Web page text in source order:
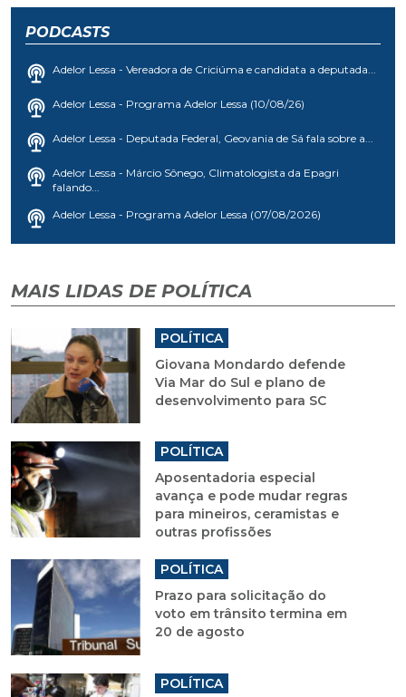
PODCASTS
Adelor Lessa - Vereadora de Criciúma e candidata a deputada...
Adelor Lessa - Programa Adelor Lessa (10/08/26)
Adelor Lessa - Deputada Federal, Geovania de Sá fala sobre a...
Adelor Lessa - Márcio Sônego, Climatologista da Epagri
falando...
Adelor Lessa - Programa Adelor Lessa (07/08/2026)
MAIS LIDAS DE POLÍTICA
POLÍTICA
Giovana Mondardo defende
Via Mar do Sul e plano de
desenvolvimento para SC
POLÍTICA
Aposentadoria especial
avança e pode mudar regras
para mineiros, ceramistas e
outras profissões
POLÍTICA
Prazo para solicitação do
voto em trânsito termina em
20 de agosto
POLÍTICA